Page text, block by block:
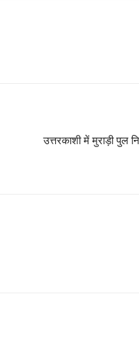
उत्तरकाशी में मुराड़ी पुल